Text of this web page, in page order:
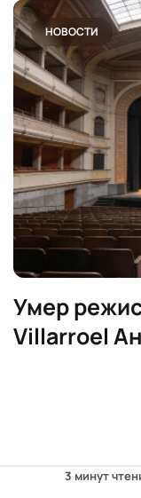
НОВОСТИ
Умер
Villarroel
3 минут